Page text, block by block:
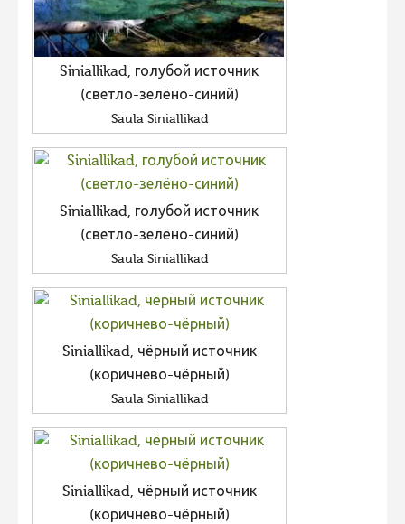
Siniallikad, голубой источник
(светло-зелёно-синий)
Saula Siniallikad
Siniallikad, голубой источник
(светло-зелёно-синий)
Saula Siniallikad
Siniallikad, чёрный источник
(коричнево-чёрный)
Saula Siniallikad
Siniallikad, чёрный источник
(коричнево-чёрный)